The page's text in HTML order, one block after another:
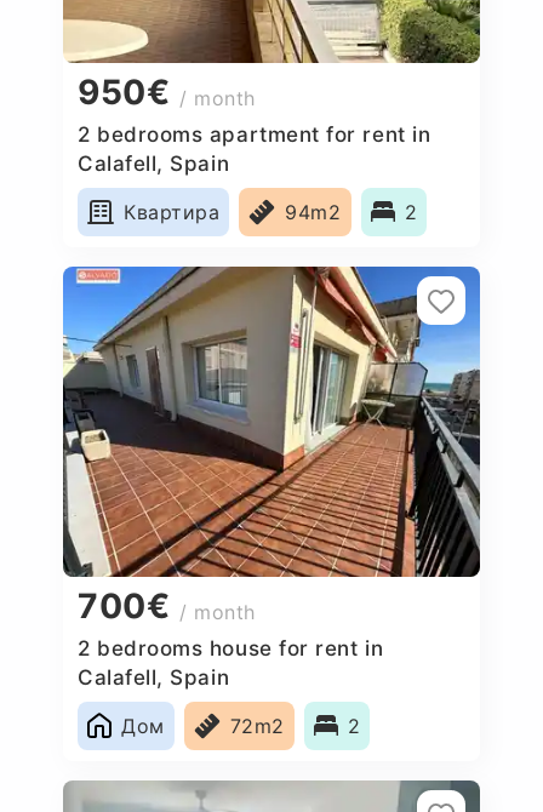
950€ / month
2 bedrooms apartment for rent in
Calafell, Spain
Квартира
94m2 2
700€ / month
2 bedrooms house for rent in
Calafell, Spain
Дом
72m2 2